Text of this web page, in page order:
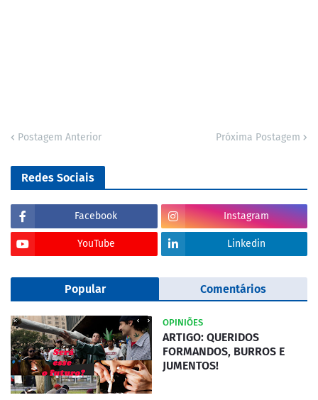
Postagem Anterior Próxima Postagem
Redes Sociais
Facebook Instagram
YouTube Linkedin
Popular Comentários
OPINIÕES
ARTIGO: QUERIDOS
FORMANDOS, BURROS E
JUMENTOS!